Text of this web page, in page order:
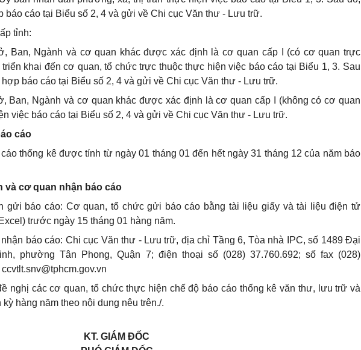
báo cáo tại Biểu số 2, 4 và gửi về Chi cục Văn thư - Lưu trữ.
tỉnh:
Ban, Ngành và cơ quan khác được xác định là cơ quan cấp I (có cơ quan trực
triển khai đến cơ quan, tổ chức trực thuộc thực hiện việc báo cáo tại Biểu 1, 3. Sau
báo cáo tại Biểu số 2, 4 và gửi về Chi cục Văn thư - Lưu trữ.
Ban, Ngành và cơ quan khác được xác định là cơ quan cấp I (không có cơ quan
việc báo cáo tại Biểu số 2, 4 và gửi về Chi cục Văn thư - Lưu trữ.
cáo
thống kê được tính từ ngày 01 tháng 01 đến hết ngày 31 tháng 12 của năm báo
và cơ quan nhận báo cáo
gửi báo cáo: Cơ quan, tổ chức gửi báo cáo bằng tài liệu giấy và tài liệu điện tử
trước ngày 15 tháng 01 hàng năm.
báo cáo: Chi cục Văn thư - Lưu trữ, địa chỉ Tầng 6, Tòa nhà IPC, số 1489 Đại
phường Tân Phong, Quận 7; điện thoại số (028) 37.760.692; số fax (028)
ccvtlt.snv@tphcm.gov.vn
nghị các cơ quan, tổ chức thực hiện chế độ báo cáo thống kê văn thư, lưu trữ và
hàng năm theo nội dung nêu trên./.
KT. GIÁM ĐỐC